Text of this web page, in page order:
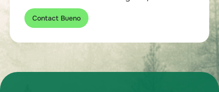
Contact Bueno